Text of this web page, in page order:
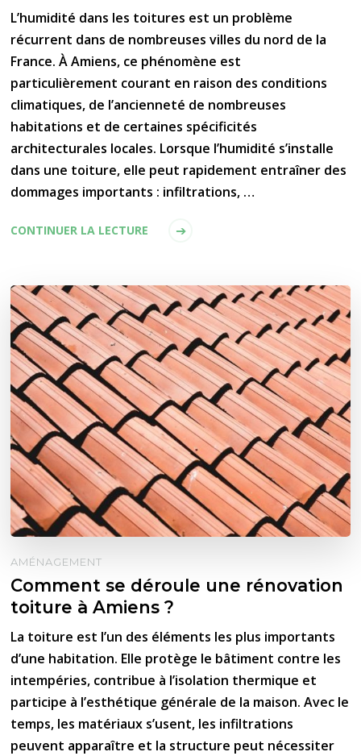
L’humidité dans les toitures est un problème
récurrent dans de nombreuses villes du nord de la
France. À Amiens, ce phénomène est
particulièrement courant en raison des conditions
climatiques, de l’ancienneté de nombreuses
habitations et de certaines spécificités
architecturales locales. Lorsque l’humidité s’installe
dans une toiture, elle peut rapidement entraîner des
dommages importants : infiltrations, …
CONTINUER LA LECTURE
AMÉNAGEMENT
Comment se déroule une rénovation
toiture à Amiens ?
La toiture est l’un des éléments les plus importants
d’une habitation. Elle protège le bâtiment contre les
intempéries, contribue à l’isolation thermique et
participe à l’esthétique générale de la maison. Avec le
temps, les matériaux s’usent, les infiltrations
peuvent apparaître et la structure peut nécessiter